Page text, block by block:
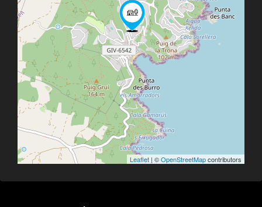
Leaflet | ©OpenStreetMapcontributors